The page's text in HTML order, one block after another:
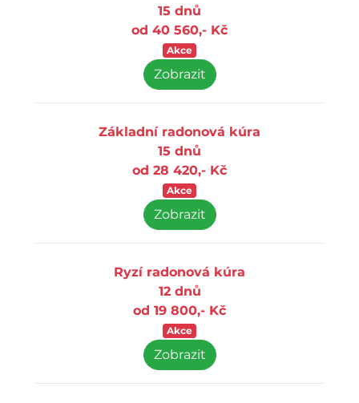
15 dnů
od 40 560,- Kč
Akce
Zobrazit
Základní radonová kúra
15 dnů
od 28 420,- Kč
Akce
Zobrazit
Ryzí radonová kúra
12 dnů
od 19 800,- Kč
Akce
Zobrazit